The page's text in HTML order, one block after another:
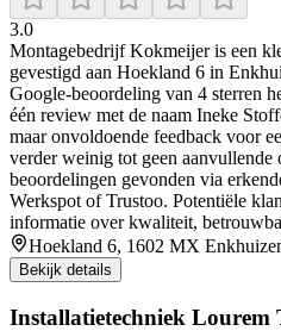
3.0
Montagebedrijf Kokmeijer is een
gevestigd aan Hoekland 6 in
Google-beoordeling van 4 sterren
één review met de naam Ineke
maar onvoldoende feedback voor
verder weinig tot geen
beoordelingen gevonden via
Werkspot of Trustoo. Potentiële
informatie over kwaliteit,
Hoekland 6, 1602 MX
Bekijk details
Installatietechniek Lourem